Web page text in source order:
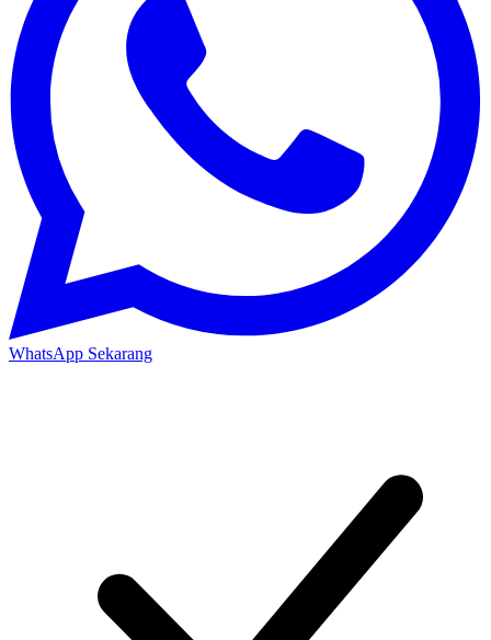
WhatsApp Sekarang